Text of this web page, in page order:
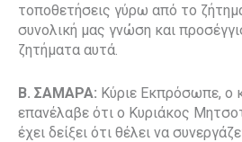
τοποθετήσεις γύρω από το
συνολική μας γνώση και
ζητήματα αυτά.
Β. ΣΑΜΑΡΑ: Κύριε Εκπρόσωπε, ο
επανέλαβε ότι ο Κυριάκος
έχει δείξει ότι θέλει να